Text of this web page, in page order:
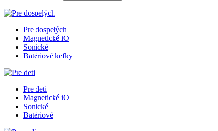
Pre dospelých
Magnetické iO
Sonické
Batériové kefky
Pre deti
Magnetické iO
Sonické
Batériové